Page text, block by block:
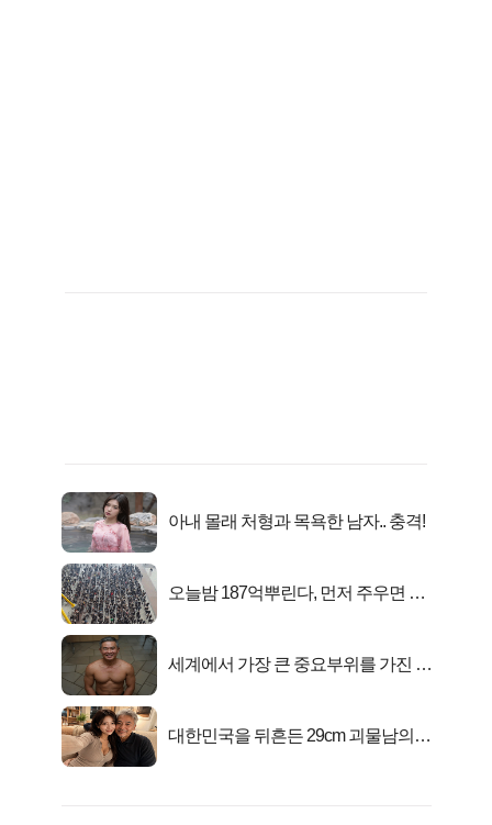
아내 몰래 처형과 목욕한 남자.. 충격!
오늘밤 187억뿌린다, 먼저 주우면 최
세계에서 가장 큰 중요부위를 가진 남
대한민국을 뒤흔든 29cm 괴물남의